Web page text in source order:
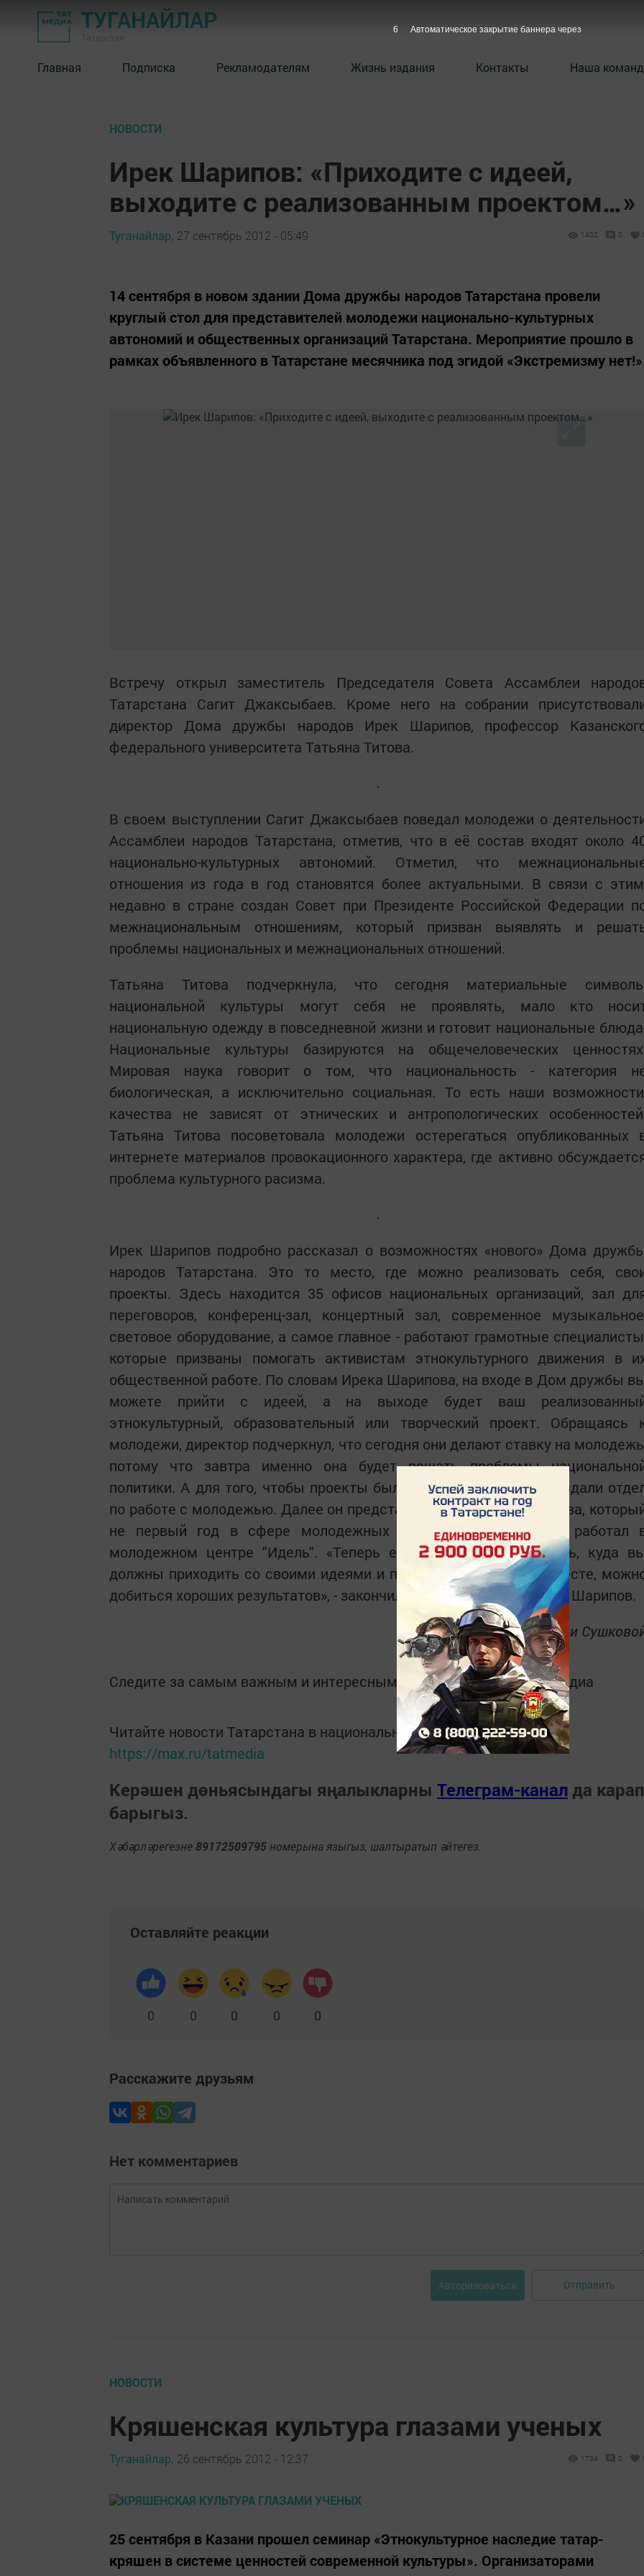
ТУГАНАЙЛАР
Главная Подписка Рекламодателям Жизнь издания Контакты Наша
НОВОСТИ
Ирек Шарипов: «Приходите с идеей,
выходите с реализованным проектом…»
Туганайлар, 27 сентябрь 2012 - 05:49 1402 0
14 сентября в новом здании Дома дружбы народов Татарстана провели
круглый стол для представителей молодежи национально-культурных
автономий и общественных организаций Татарстана. Мероприятие прошло в
рамках объявленного в Татарстане месячника под эгидой «Экстремизму
Встречу открыл заместитель Председателя Совета Ассамблеи
Татарстана Сагит Джаксыбаев. Кроме него на собрании
директор Дома дружбы народов Ирек Шарипов, профессор
федерального университета Татьяна Титова.
В своем выступлении Сагит Джаксыбаев поведал молодежи о
Ассамблеи народов Татарстана, отметив, что в её состав входят около
национально-культурных автономий. Отметил, что
отношения из года в год становятся более актуальными. В связи с
недавно в стране создан Совет при Президенте Российской Федерации
межнациональным отношениям, который призван выявлять и
проблемы национальных и межнациональных отношений.
Татьяна Титова подчеркнула, что сегодня материальные
национальной культуры могут себя не проявлять, мало кто
национальную одежду в повседневной жизни и готовит национальные
Национальные культуры базируются на общечеловеческих
Мировая наука говорит о том, что национальность - категория
биологическая, а исключительно социальная. То есть наши
качества не зависят от этнических и антропологических
Татьяна Титова посоветовала молодежи остерегаться опубликованных
интернете материалов провокационного характера, где активно
проблема культурного расизма.
Ирек Шарипов подробно рассказал о возможностях «нового» Дома
народов Татарстана. Это то место, где можно реализовать себя,
проекты. Здесь находится 35 офисов национальных организаций, зал
переговоров, конференц-зал, концертный зал, современное
световое оборудование, а самое главное - работают грамотные
которые призваны помогать активистам этнокультурного движения в
общественной работе. По словам Ирека Шарипова, на входе в Дом дружбы
можете прийти с идеей, а на выходе будет ваш
этнокультурный, образовательный или творческий проект. Обращаясь
молодежи, директор подчеркнул, что сегодня они делают ставку на
потому что завтра именно она будет решать проблемы
политики. А для того, чтобы проекты были успешными, здесь создали
по работе с молодежью. Далее он представил Рамиля Музаффарова,
не первый год в сфере молодежных организаций, ранее он работал
молодежном центре "Идель". «Теперь его дверь - это та дверь, куда
должны приходить со своими идеями и проблемами. Работая вместе,
добиться хороших результатов», - закончил свое выступление Ирек Шарипов.
Фотографии Марии
Следите за самым важным и интересным в Telegram-каналеТатмедиа
Читайте новости Татарстана в национальном мессенджере MАХ:
https://max.ru/tatmedia
Керәшен дөньясындагы яңалыкларны Телеграм-канал да карап
барыгыз.
Хәбәрләрегезне 89172509795 номерына языгыз, шалтыратып әйтегез.
Оставляйте реакции
0 0 0 0 0
Расскажите друзьям
Нет комментариев
Авторизоваться Отправить
НОВОСТИ
Кряшенская культура глазами ученых
Туганайлар, 26 сентябрь 2012 - 12:37 1734 0
25 сентября в Казани прошел семинар «Этнокультурное наследие татар-
кряшен в системе ценностей современной культуры». Организаторами
5 Автоматическое закрытие баннера через